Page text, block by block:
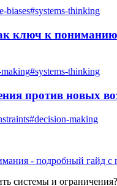
biases#systems-thinking
ключ к пониманию
#systems-thinking
против новых
#decision-making
- подробный гайд
системы и ограничения?